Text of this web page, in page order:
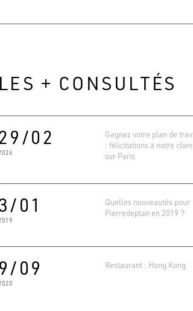
LES + CONSULTÉS
02
Gagnez votre plan de
: félicitations à notre
sur Paris
01
Quelles nouveautés pour
Pierredeplan en 2019 ?
9/09 Restaurant : Hong Kong